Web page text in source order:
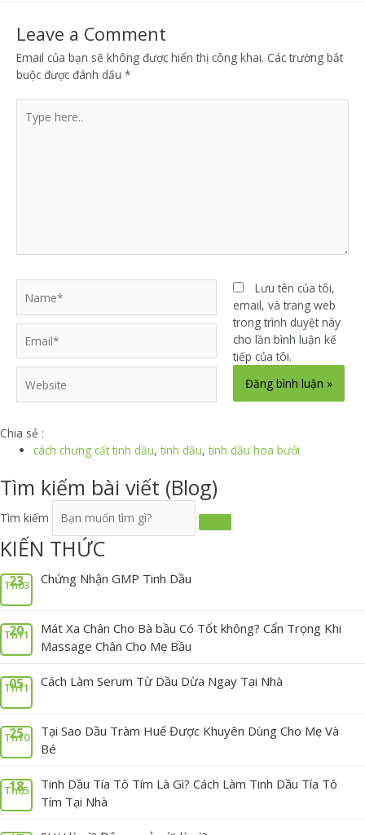
được
nhiều
biến
phẩm
Leave a Comment
Email của bạn sẽ không được hiển thị công khai. Các trường bắt
buộc được đánh dấu *
here..
Lưu tên của tôi,
email, và trang web
trong trình duyệt này
cho lần bình luận kế
tiếp của tôi.
Chia sẻ :
cách chưng cất tinh dầu,tinh dầu,tinh dầu hoa bưởi
Tìm kiếm bài viết (Blog)
Tìm kiếm
KIẾN THỨC
23
Th03 Chứng Nhận GMP Tinh Dầu
20
Th11
Mát Xa Chân Cho Bà bầu Có Tốt không? Cẩn Trọng Khi
Massage Chân Cho Mẹ Bầu
05
Th11 Cách Làm Serum Từ Dầu Dừa Ngay Tại Nhà
25
Th10
Tại Sao Dầu Tràm Huế Được Khuyên Dùng Cho Mẹ Và
Bé
18
Th05
Tinh Dầu Tía Tô Tím Là Gì? Cách Làm Tinh Dầu Tía Tô
Tím Tại Nhà